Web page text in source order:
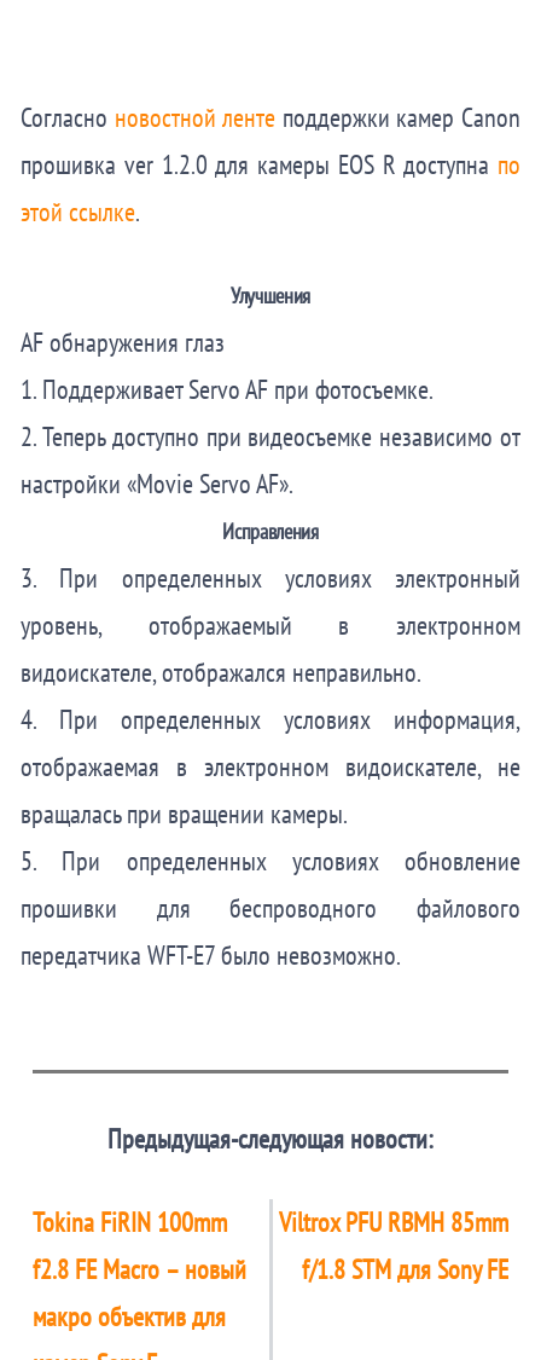
Согласно новостной ленте поддержки камер Canon
прошивка ver 1.2.0 для камеры EOS R доступна по
этой ссылке.
Улучшения
AF обнаружения глаз
1. Поддерживает Servo AF при фотосъемке.
2. Теперь доступно при видеосъемке независимо от
настройки «Movie Servo AF».
Исправления
3. При определенных условиях электронный
уровень, отображаемый в электронном
видоискателе, отображался неправильно.
4. При определенных условиях информация,
отображаемая в электронном видоискателе, не
вращалась при вращении камеры.
5. При определенных условиях обновление
прошивки для беспроводного файлового
передатчика WFT-E7 было невозможно.
Предыдущая-следующая новости:
Tokina FiRIN 100mm
f2.8 FE Macro – новый
макро объектив для
Viltrox PFU RBMH 85mm
f/1.8 STM для Sony FE